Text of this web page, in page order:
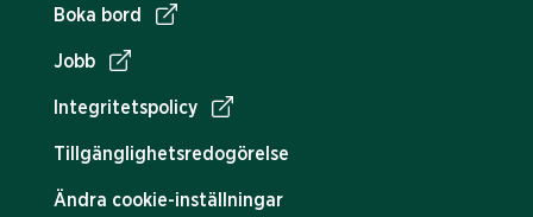
Boka bord
Jobb
Integritetspolicy
Tillgänglighetsredogörelse
Ändra cookie-inställningar